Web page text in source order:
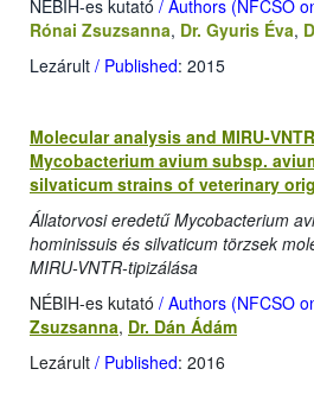
NÉBIH-es kutató / Authors (NFCSO
Rónai Zsuzsanna, Dr. Gyuris Éva,
Lezárult / Published: 2015
Molecular analysis and MIRU-
Mycobacterium avium subsp.
silvaticum strains of veterinary
Állatorvosi eredetű Mycobacterium
hominissuis és silvaticum törzsek
MIRU-VNTR-tipizálása
NÉBIH-es kutató / Authors (NFCSO
Zsuzsanna, Dr. Dán Ádám
Lezárult / Published: 2016